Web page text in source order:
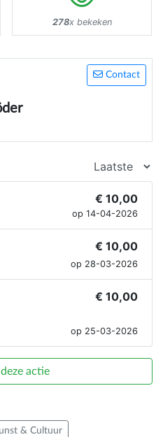
278x bekeken
Contact
€ 10,00
op 14-04-2026
€ 10,00
op 28-03-2026
€ 10,00
op 25-03-2026
actie
& Cultuur